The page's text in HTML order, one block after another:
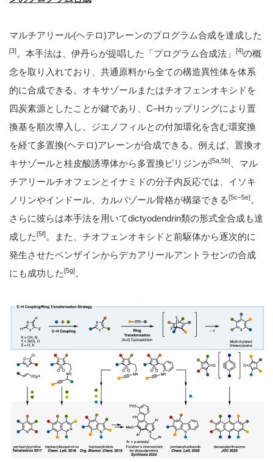
マルチアリール(ヘテロ)アレーンのプログラム合成を達成した
[3] 。本手法は、伊丹らが提唱した「プログラム合成法」 [4]の概
念を取り入れており、共通原料から全ての構造異性体を体系
的に合成できる。オキサゾールまたはチオフェンオキシドを
四炭素源としたことが鍵であり、C–Hカップリングにより置
換基を順次導入し、ジエノフィルとの付加環化を含む環変換
を経て多置換(ヘテロ)アレーンが合成できる。例えば、置換オ
キサゾールと桂皮酸誘導体から多置換ピリジンが[5a,5b]
、マル
チアリールチオフェンとイナミドの分子内反応では、イソキ
ノリンやインドール、カルバゾール骨格が構築できる [5c–5e] 。
さらに彼らは本手法を用いてdictyodendrin類の形式全合成も達
成した [5f] 。また、チオフェンオキシドと前駆体から逐次的に
発生させたベンザインからデカアリールアントラセンの合成
にも成功した [5g] 。